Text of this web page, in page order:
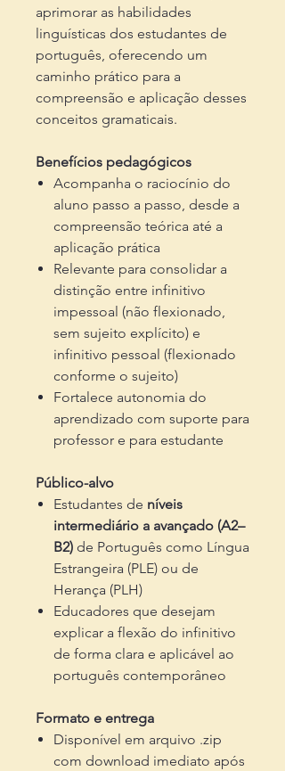
aprimorar as habilidades
linguísticas dos estudantes de
português, oferecendo um
caminho prático para a
compreensão e aplicação desses
conceitos gramaticais.
Benefícios pedagógicos
Acompanha o raciocínio do
aluno passo a passo, desde a
compreensão teórica até a
aplicação prática
Relevante para consolidar a
distinção entre infinitivo
impessoal (não flexionado,
sem sujeito explícito) e
infinitivo pessoal (flexionado
conforme o sujeito)
Fortalece autonomia do
aprendizado com suporte para
professor e para estudante
Público-alvo
Estudantes de níveis
intermediário a avançado (A2–
B2) de Português como Língua
Estrangeira (PLE) ou de
Herança (PLH)
Educadores que desejam
explicar a flexão do infinitivo
de forma clara e aplicável ao
português contemporâneo
Formato e entrega
Disponível em arquivo .zip
com download imediato após